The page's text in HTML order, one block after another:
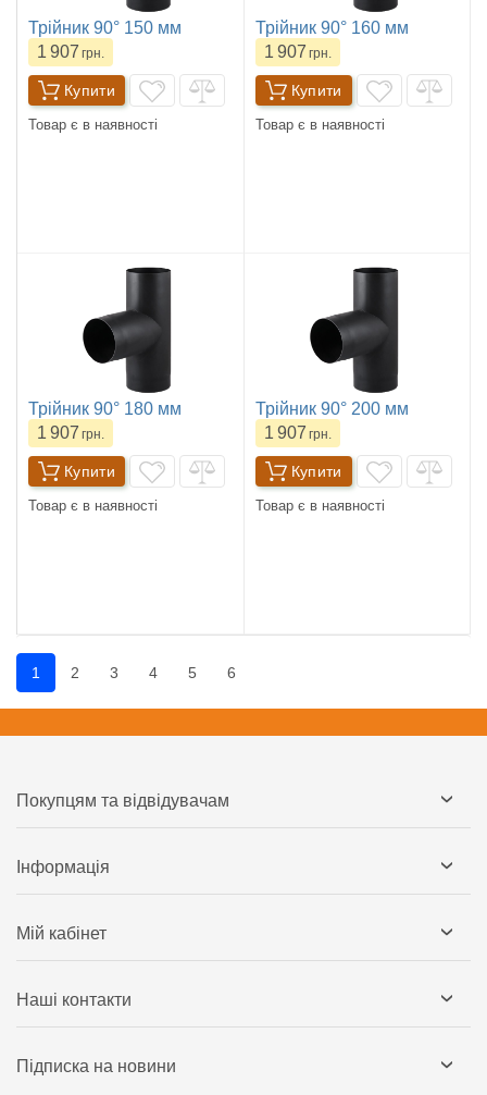
Трійник 90° 150 мм
1 907 грн.
Купити
Товар є в наявності
Трійник 90° 160 мм
1 907 грн.
Купити
Товар є в наявності
Трійник 90° 180 мм
1 907 грн.
Купити
Товар є в наявності
Трійник 90° 200 мм
1 907 грн.
Купити
Товар є в наявності
1 2 3 4 5 6
Покупцям та відвідувачам
Інформація
Мій кабінет
Наші контакти
Підписка на новини